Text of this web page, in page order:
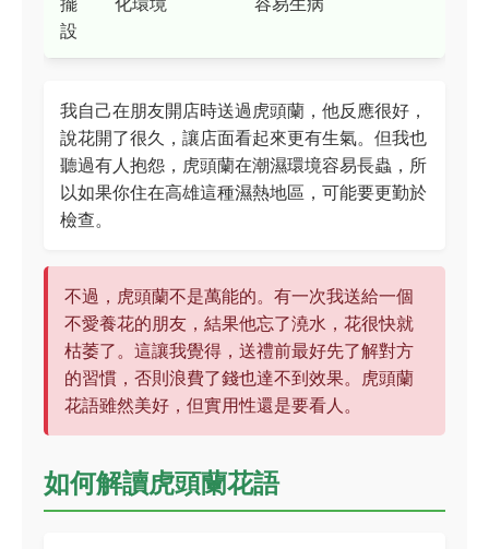
設
我自己在朋友開店時送過虎頭蘭，他反應很好，
說花開了很久，讓店面看起來更有生氣。但我也
聽過有人抱怨，虎頭蘭在潮濕環境容易長蟲，所
以如果你住在高雄這種濕熱地區，可能要更勤於
檢查。
不過，虎頭蘭不是萬能的。有一次我送給一個
不愛養花的朋友，結果他忘了澆水，花很快就
枯萎了。這讓我覺得，送禮前最好先了解對方
的習慣，否則浪費了錢也達不到效果。虎頭蘭
花語雖然美好，但實用性還是要看人。
如何解讀虎頭蘭花語